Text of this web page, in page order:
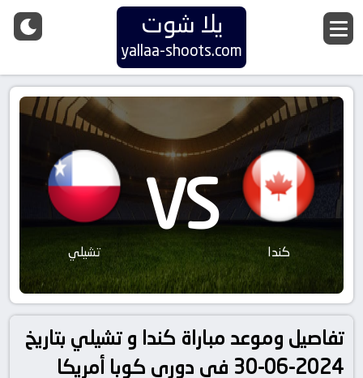
يلا شوت
yallaa-shoots.com
كندا VS تشيلي
تفاصيل وموعد مباراة كندا و تشيلي بتاريخ
2024-06-30 في دوري كوبا أمريكا